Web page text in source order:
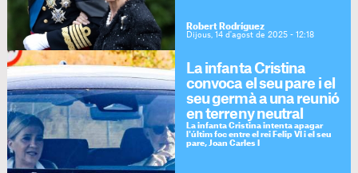
Robert Rodríguez
Dijous, 14 d'agost de 2025 - 12:18
La infanta Cristina
convoca el seu pare i el
seu germà a una reunió
en terreny neutral
La infanta Cristina intenta apagar
l'últim foc entre el rei Felip VI i el seu
pare, Joan Carles I